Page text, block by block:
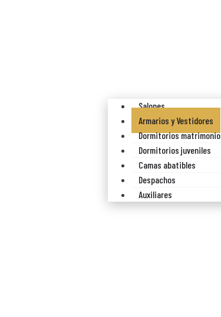
Salones
Armarios y Vestidores
Dormitorios matrimonio
Dormitorios juveniles
Camas abatibles
Despachos
Auxiliares